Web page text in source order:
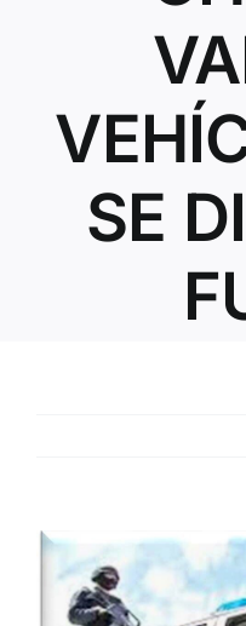
Contacto
SE
View
Larger
Image